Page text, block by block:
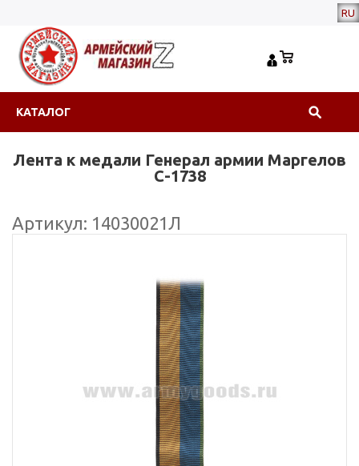
RU
КАТАЛОГ
Лента к медали Генерал армии Маргелов
С-1738
Артикул: 14030021Л